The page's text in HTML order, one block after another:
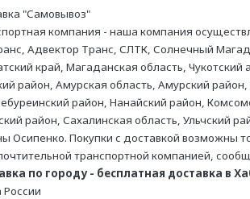
"Самовывоз"
компания - наша компания
Адвектор Транс, СЛТК, Солнечный
край, Магаданская область,
район, Амурская область, Амурский
район, Нанайский район,
район, Сахалинская область, Ульчский
Осипенко. Покупки с доставкой возможны
транспортной компанией,
по городу - бесплатная доставка в
России